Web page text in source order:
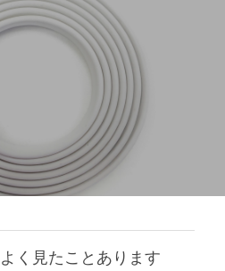
く見たことあります